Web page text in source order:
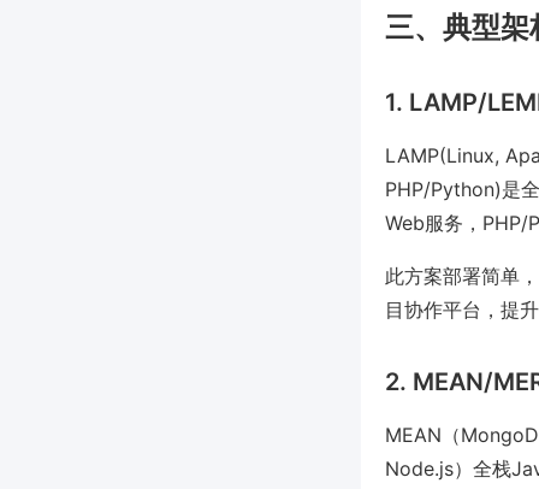
三、典型架
1. LAMP/
LAMP(Linux,
PHP/Python)是
Web服务，PHP/
此方案部署简单
目协作平台，提
2. MEAN/
MEAN（
Node.js）全栈